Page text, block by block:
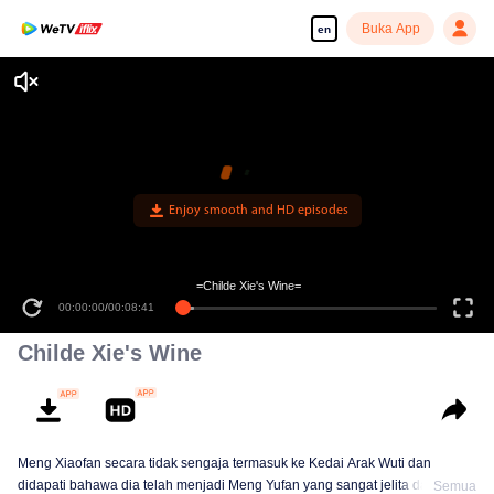
en Buka App
Enjoy smooth and HD episodes
00:00:00/00:08:41
=Childe Xie's Wine=
Childe Xie's Wine
Meng Xiaofan secara tidak sengaja termasuk ke Kedai Arak Wuti dan
didapati bahawa dia telah menjadi Meng Yufan yang sangat jelita danSemua